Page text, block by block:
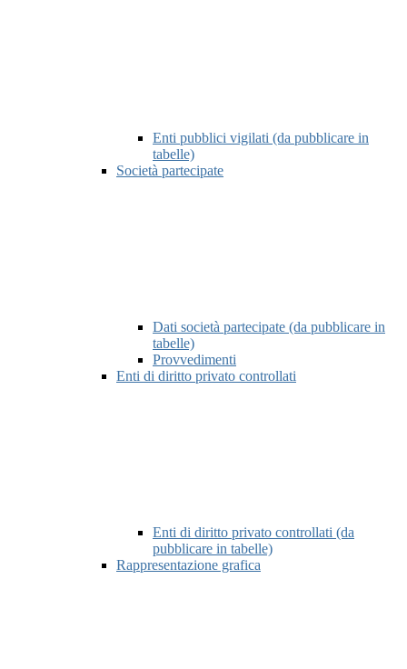
Enti pubblici vigilati (da pubblicare in
tabelle)
Società partecipate
Dati società partecipate (da pubblicare in
tabelle)
Provvedimenti
Enti di diritto privato controllati
Enti di diritto privato controllati (da
pubblicare in tabelle)
Rappresentazione grafica